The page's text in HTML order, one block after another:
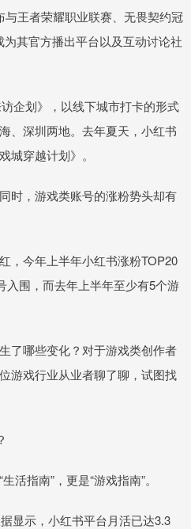
王者荣耀职业联赛、无畏契约冠
其官方播出平台以及互动讨论社
企划》，以线下城市打卡的形式
、深圳两地。去年夏天，小红书
城穿越计划》。
时，游戏类账号的涨粉势头却有
，今年上半年小红书涨粉TOP20
入围，而去年上半年至少有5个游
了哪些变化？对于游戏类创作者
游戏行业从业者聊了聊，试图找
活指南”，更是“游戏指南”。
显示，小红书平台月活已达3.3